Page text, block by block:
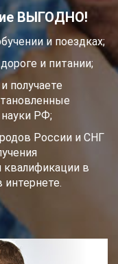
ВЫГОДНО!
и поездках;
и питании;
получаете
РФ;
России и СНГ
в